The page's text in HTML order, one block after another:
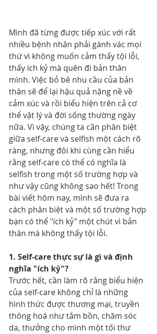
Mình đã từng được tiếp xúc với rất
nhiều bệnh nhân phải gánh vác mọi
thứ vì không muốn cảm thấy tội lỗi,
thấy ích kỷ mà quên đi bản thân
mình. Việc bỏ bê nhu cầu của bản
thân sẽ để lại hậu quả nặng nề về
cảm xúc và rồi biểu hiện trên cả cơ
thể vật lý và đời sống thường ngày
nữa. Vì vậy, chúng ta cần phân biệt
giữa self-care và selfish một cách rõ
ràng, nhưng đôi khi cùng cần hiểu
rằng self-care có thể có nghĩa là
selfish trong một số trường hợp và
như vậy cũng không sao hết! Trong
bài viết hôm nay, mình sẽ đưa ra
cách phân biệt và một số trường hợp
bạn có thể "ích kỷ" một chút vì bản
thân mà không thấy tội lỗi.
1. Self-care thực sự là gì và định
nghĩa "ích kỷ"?
Trước hết, cần làm rõ rằng biểu hiện
của self-care không chỉ là những
hình thức được thương mại, truyền
thông hoá như tắm bồn, chăm sóc
da, thưởng cho mình một tối thư